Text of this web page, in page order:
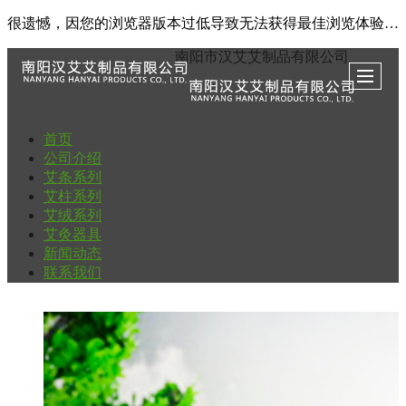
很遗憾，因您的浏览器版本过低导致无法获得最佳浏览体验，推荐下载安装谷歌浏览器！
南阳市汉艾艾制品有限公司
首页
公司介绍
艾条系列
艾柱系列
艾绒系列
艾灸器具
新闻动态
联系我们